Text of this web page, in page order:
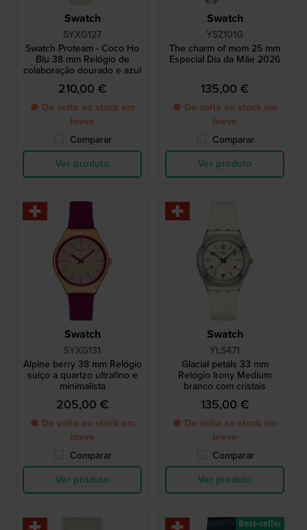
Swatch
SYXG127
Swatch Proteam - Coco Ho
Blu 38 mm Relógio de
colaboração dourado e azul
210,00 €
● De volta ao stock em
breve
Comparar
Ver produto
Swatch
YSZ101G
The charm of mom 25 mm
Especial Dia da Mãe 2026
135,00 €
● De volta ao stock em
breve
Comparar
Ver produto
Swatch
SYXG131
Alpine berry 38 mm Relógio
suíço a quartzo ultrafino e
minimalista
205,00 €
● De volta ao stock em
breve
Comparar
Ver produto
Swatch
YLS471
Glacial petals 33 mm
Relógio Irony Medium
branco com cristais
135,00 €
● De volta ao stock em
breve
Comparar
Ver produto
Best-seller